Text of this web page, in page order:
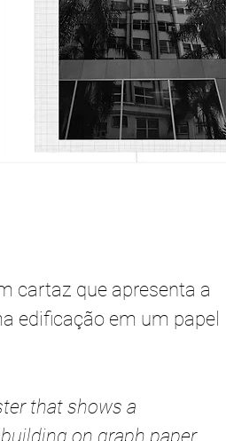
cartaz que apresenta a
edificação em um papel
that shows a
on graph paper.